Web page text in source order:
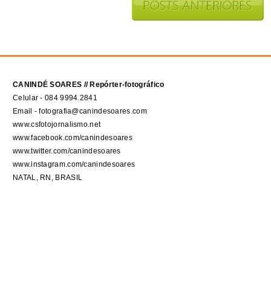
CANINDÉ SOARES // Repórter-fotográfico
Celular - 084 9994.2841
Email - fotografia@canindesoares.com
www.csfotojornalismo.net
www.facebook.com/canindesoares
www.twitter.com/canindesoares
www.instagram.com/canindesoares
NATAL, RN, BRASIL